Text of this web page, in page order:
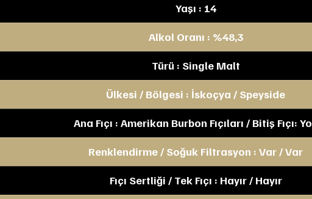
Yaşı : 14
Alkol Oranı : %48,3
Türü : Single Malt
Ülkesi / Bölgesi : İskoçya / Speyside
Ana Fıçı : Amerikan Burbon Fıçıları / Bitiş Fıçı:
Renklendirme / Soğuk Filtrasyon : Var / Var
Fıçı Sertliği / Tek Fıçı : Hayır / Hayır